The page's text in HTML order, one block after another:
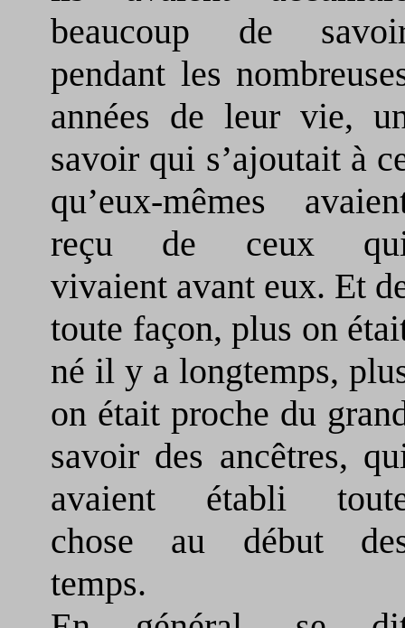
beaucoup de
pendant les
années de leur vie,
savoir qui s’ajoutait à
qu’eux-mêmes
reçu de ceux
vivaient avant eux. Et
toute façon, plus on
né il y a longtemps,
on était proche du
savoir des ancêtres,
avaient établi
chose au début
temps.